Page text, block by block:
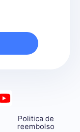
Politica de
reembolso